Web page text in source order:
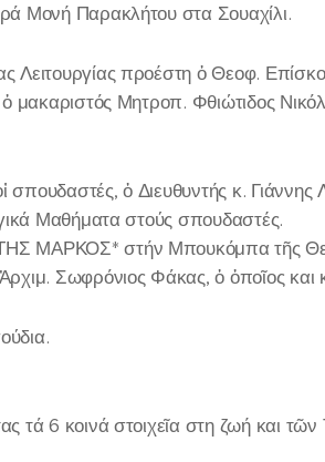
Μονή Παρακλήτου στα Σουαχίλι.
προέστη ὁ Θεοφ.
μακαριστός Μητροπ. Φθιώτιδος
ὁ Διευθυντής κ. Γιάννης
Μαθήματα στούς σπουδαστές.
ΜΑΡΚΟΣ* στήν Μπουκόμπα τῆς
Σωφρόνιος Φάκας, ὁ ὁποῖος και
τά 6 κοινά στοιχεῖα στη ζωή και